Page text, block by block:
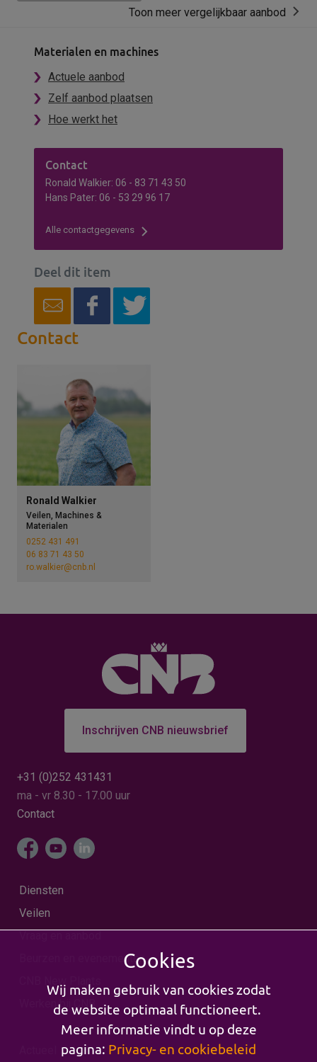
Toon meer vergelijkbaar aanbod
Materialen en machines
Actuele aanbod
Zelf aanbod plaatsen
Hoe werkt het
Contact
Ronald Walkier: 06 - 83 71 43 50
Hans Pater: 06 - 53 29 96 17
Alle contactgegevens
Deel dit item
Contact
Ronald Walkier
Veilen, Machines &
Materialen
0252 431 491
06 83 71 43 50
ro.walkier@cnb.nl
Inschrijven CNB nieuwsbrief
+31 (0)252 431431
ma - vr 8.30 - 17.00 uur
Contact
Diensten
Veilen
Beurzen en evenementen
Werken bij CNB
Cookies
Wij maken gebruik van cookies zodat
de website optimaal functioneert.
Meer informatie vindt u op deze
pagina: Privacy- en cookiebeleid